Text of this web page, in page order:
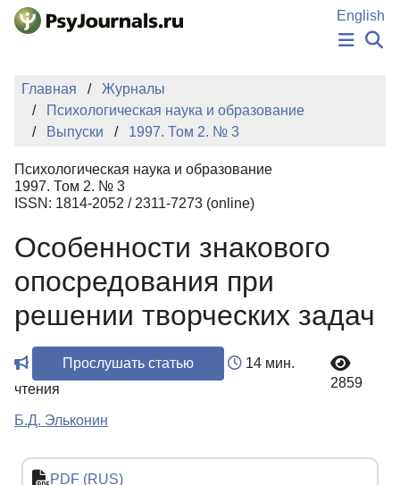
Перейти к основному содержанию
English
НОВОСТИ
ИЗДАНИЯ
АВТОРЫ
БАЗА ЗНАНИЙ
КЛЮЧЕВЫЕ СЛОВА
Регистрация
Главная
Журналы
Психологическая наука и образование
Выпуски
1997. Том 2. № 3
Психологическая наука и образование
1997. Том 2. № 3
ISSN: 1814-2052 / 2311-7273 (online)
Особенности знакового
опосредования при
решении творческих задач
Прослушать статью
14 мин.
чтения
2859
Б.Д. Эльконин
PDF (RUS)